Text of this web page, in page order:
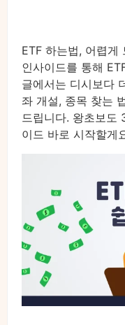
ETF 하는법, 어렵게
인사이드를 통해
글에서는 디시보다
좌 개설, 종목 찾는
드립니다. 왕초보도
이드 바로 시작할게